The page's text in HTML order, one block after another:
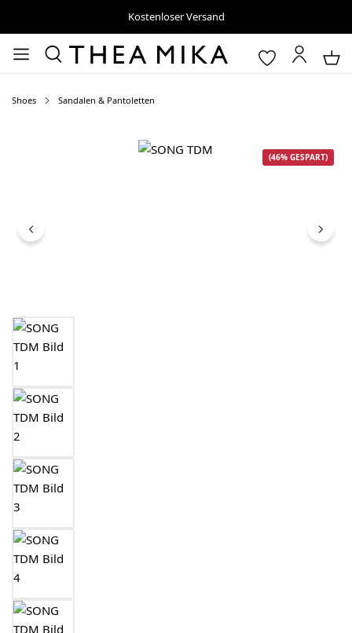
Kostenloser Versand
Shoes Sandalen & Pantoletten
Bildergalerie überspringen
(46% GESPART)